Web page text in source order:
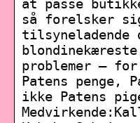
at passe
så forelsker
tilsyneladende
problemer –
Patens penge,
ikke Patens